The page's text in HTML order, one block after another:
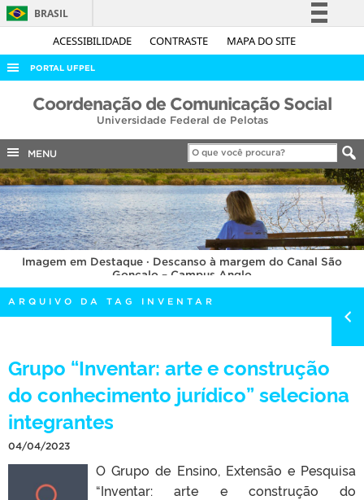
ACESSIBILIDADE CONTRASTE MAPA DO SITE
BRASIL
Simplifique!
Acesso à informação
Legislação
Canais
PORTAL UFPEL
ACESSO À INFORMAÇÃO
COBALTO
CONCURSOS
EDITAIS
INTERNACIONAL
OUVIDORIA
PORTARIAS
TELEFONES
Coordenação de Comunicação Social
Universidade Federal de Pelotas
MENU
Imagem em Destaque · Descanso à margem do Canal São
Gonçalo – Campus Anglo
ARQUIVO DA TAG INVENTAR
Grupo “Inventar: arte e construção
do conhecimento jurídico” seleciona
integrantes
04/04/2023
O Grupo de Ensino, Extensão e Pesquisa
“Inventar: arte e construção do